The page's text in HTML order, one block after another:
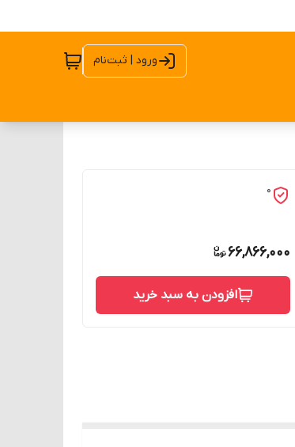
ورود | ثبت‌نام
0
66,866,000
افزودن به سبد خرید